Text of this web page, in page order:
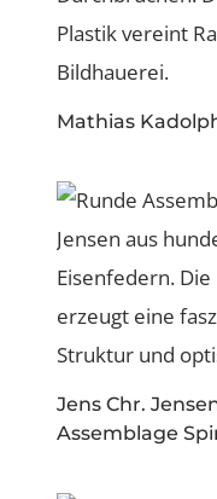
Mathias
Jens Chr.
Assemblage